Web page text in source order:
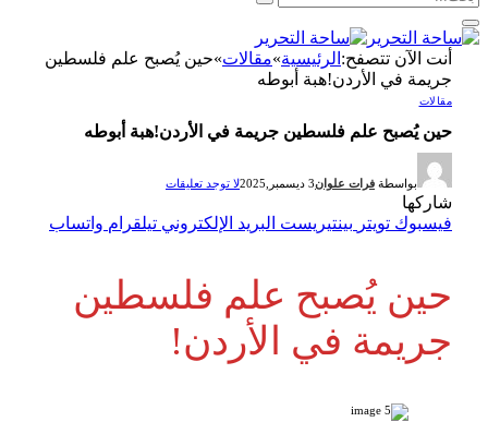
أنت الآن تتصفح:الرئيسية»مقالات»حين يُصبح علم فلسطين
جريمة في الأردن!هبة أبوطه
مقالات
حين يُصبح علم فلسطين جريمة في الأردن!هبة أبوطه
بواسطة فرات علوان 3 ديسمبر,2025 لا توجد تعليقات
شاركها
فيسبوك تويتر بينتيريست البريد الإلكتروني تيلقرام واتساب
حين يُصبح علم فلسطين
جريمة في الأردن!